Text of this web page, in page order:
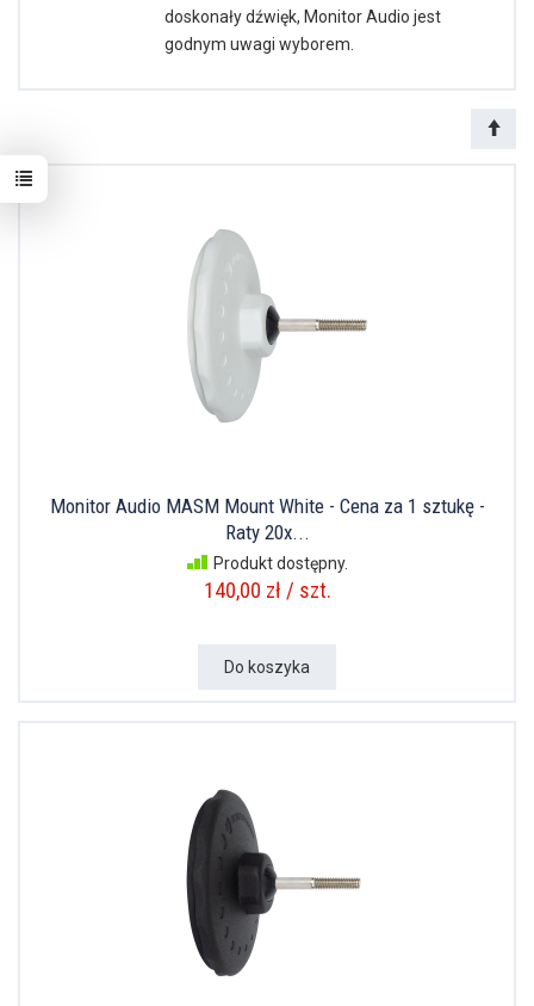
doskonały dźwięk, Monitor Audio jest
godnym uwagi wyborem.
Monitor Audio MASM Mount White - Cena za 1 sztukę -
Raty 20x...
Produkt dostępny.
140,00 zł / szt.
Do koszyka